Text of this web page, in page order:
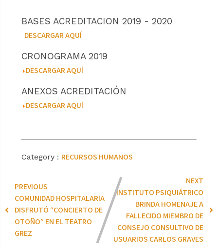
BASES ACREDITACION 2019 - 2020
DESCARGAR AQUÍ
CRONOGRAMA 2019
DESCARGAR AQUÍ
ANEXOS ACREDITACIÓN
DESCARGAR AQUÍ
Category : RECURSOS HUMANOS
PREVIOUS
COMUNIDAD HOSPITALARIA
DISFRUTÓ “CONCIERTO DE
OTOÑO” EN EL TEATRO
GREZ
NEXT
INSTITUTO PSIQUIÁTRICO
BRINDA HOMENAJE A
FALLECIDO MIEMBRO DE
CONSEJO CONSULTIVO DE
USUARIOS CARLOS GRAVES